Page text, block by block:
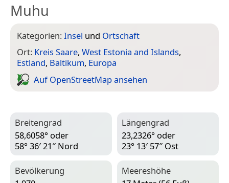
Muhu
Kategorien:Insel und Ortschaft
Ort: Kreis Saare, West Estonia and Islands,
Estland, Baltikum, Europa
Auf Open­Street­Map ansehen
Breitengrad
58,6058° oder
58° 36′ 21″ Nord
Längengrad
23,2326° oder
23° 13′ 57″ Ost
Bevölkerung
Meereshöhe